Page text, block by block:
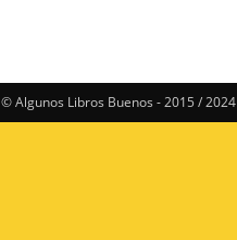
© Algunos Libros Buenos - 2015 / 2024